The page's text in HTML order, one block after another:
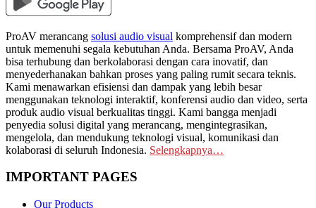
ProAV merancang solusi audio visual komprehensif dan modern
untuk memenuhi segala kebutuhan Anda. Bersama ProAV, Anda
bisa terhubung dan berkolaborasi dengan cara inovatif, dan
menyederhanakan bahkan proses yang paling rumit secara teknis.
Kami menawarkan efisiensi dan dampak yang lebih besar
menggunakan teknologi interaktif, konferensi audio dan video, serta
produk audio visual berkualitas tinggi. Kami bangga menjadi
penyedia solusi digital yang merancang, mengintegrasikan,
mengelola, dan mendukung teknologi visual, komunikasi dan
kolaborasi di seluruh Indonesia. Selengkapnya…
IMPORTANT PAGES
Our Products